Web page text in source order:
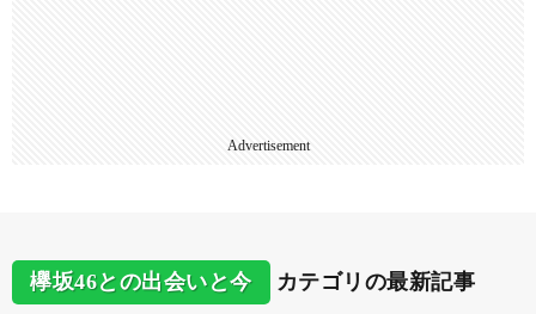
Advertisement
欅坂46との出会いと今 カテゴリの最新記事